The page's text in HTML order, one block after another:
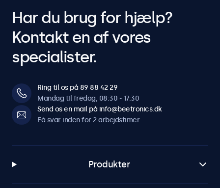
Har du brug for hjælp?
Kontakt en af vores
specialister.
Ring til os på 89 88 42 29
Mandag til fredag, 08:30 - 17:30
Send os en mail på info@beetronics.dk
Få svar inden for 2 arbejdstimer
Produkter